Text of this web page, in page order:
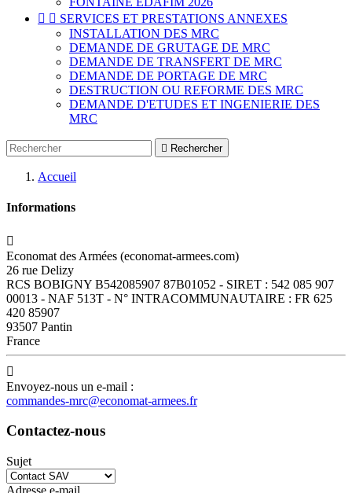
  SERVICES ET PRESTATIONS ANNEXES
INSTALLATION DES MRC
DEMANDE DE GRUTAGE DE MRC
DEMANDE DE TRANSFERT DE MRC
DEMANDE DE PORTAGE DE MRC
DESTRUCTION OU REFORME DES MRC
DEMANDE D'ETUDES ET INGENIERIE DES
MRC
 Rechercher
Accueil
Informations

Economat des Armées (economat-armees.com)
26 rue Delizy
RCS BOBIGNY B542085907 87B01052 - SIRET : 542 085 907
00013 - NAF 513T - N° INTRACOMMUNAUTAIRE : FR 625
420 85907
93507 Pantin
France

Envoyez-nous un e-mail :
commandes-mrc@economat-armees.fr
Contactez-nous
Sujet
Adresse e-mail